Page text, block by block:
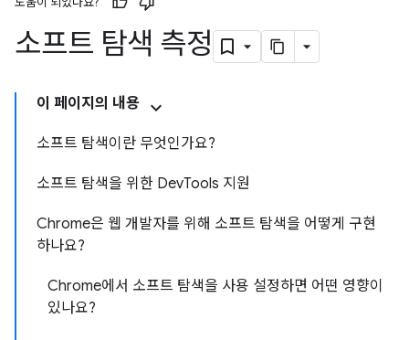
소프트 탐색 측정
이 페이지의 내용
소프트 탐색이란 무엇인가요?
소프트 탐색을 위한 DevTools 지원
Chrome은 웹 개발자를 위해 소프트 탐색을 어떻게 구현
하나요?
Chrome에서 소프트 탐색을 사용 설정하면 어떤 영향이
있나요?